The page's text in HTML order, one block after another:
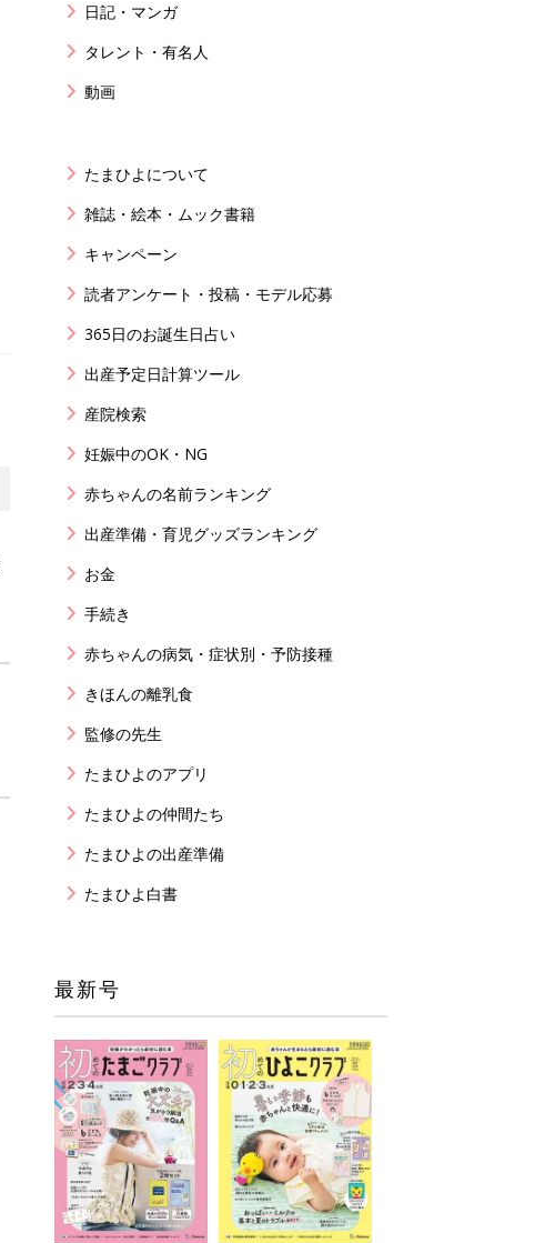
日記・マンガ
タレント・有名人
動画
たまひよについて
雑誌・絵本・ムック書籍
キャンペーン
読者アンケート・投稿・モデル応募
365日のお誕生日占い
出産予定日計算ツール
産院検索
妊娠中のOK・NG
赤ちゃんの名前ランキング
出産準備・育児グッズランキング
お金
手続き
赤ちゃんの病気・症状別・予防接種
きほんの離乳食
監修の先生
たまひよのアプリ
たまひよの仲間たち
たまひよの出産準備
たまひよ白書
最新号